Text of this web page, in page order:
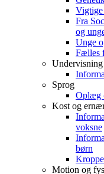
Vigtige
Fra
og
Unge
Fælles
Undervisning
Sprog
Oplæg
Kost og
voksne
børn
Motion og